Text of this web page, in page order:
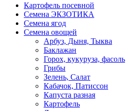
Картофель посевной
Семена ЭКЗОТИКА
Семена ягод
Семена овощей
Арбуз, Дыня, Тыква
Баклажан
Горох, кукуруза, фасоль
Грибы
Зелень, Салат
Кабачок, Патиссон
Капуста разная
Картофель